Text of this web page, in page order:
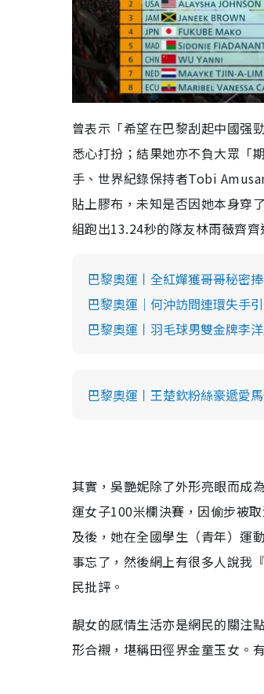
曾表示「希望在巴黎刮起中國强
悉心打扮；結果她亦不負大眾「
手、世界紀錄保持者Tobi
貼上膠布，未知是否因她本身穿
組跑出13.24秒的隊友林雨薇齊齊
巴黎奧運丨全紅嬋獲哥哥秘密
巴黎奧運｜何沖訪問連環失手
巴黎奧運丨羽毛球男雙金牌李
巴黎奧運丨王楚欽粉絲豪遞愛
其實，吳艷妮除了外形亮眼而成
運女子100米欄決賽，因偷步被
及後，她在全國學生（青年）運
事忘了，然後網上有很多人說我
民批評。
靚女的感情生活亦是網民的關注
形合襯，堪稱田徑界金童玉女。